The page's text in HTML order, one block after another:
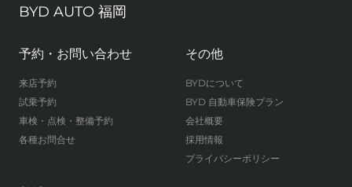
BYD AUTO 福岡
予約・お問い合わせ
来店予約
試乗予約
車検・点検・整備予約
各種お問合せ
その他
BYDについて
BYD 自動車保険プラン
会社概要
採用情報
プライバシーポリシー